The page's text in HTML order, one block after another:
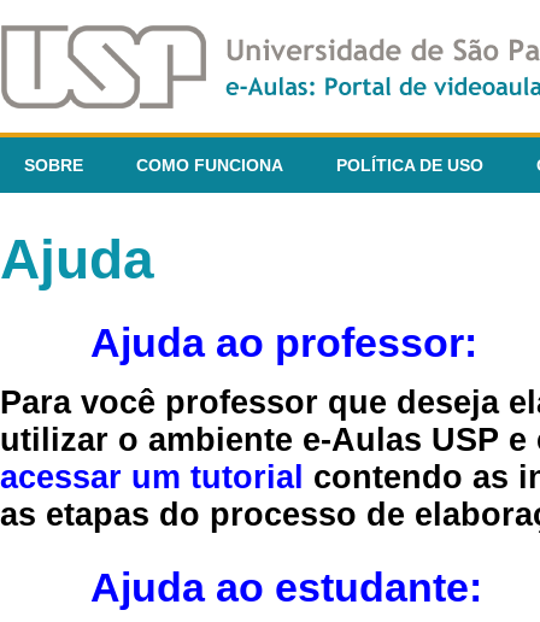
SOBRE COMO FUNCIONA POLÍTICA DE USO
Ajuda
Ajuda ao professor:
Para você professor que deseja
utilizar o ambiente e-Aulas USP
acessar um tutorial contendo as
as etapas do processo de
Ajuda ao estudante: